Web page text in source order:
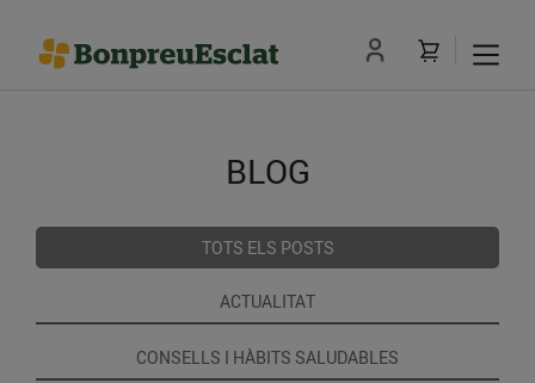
BLOG
TOTS ELS POSTS
ACTUALITAT
CONSELLS I HÀBITS SALUDABLES